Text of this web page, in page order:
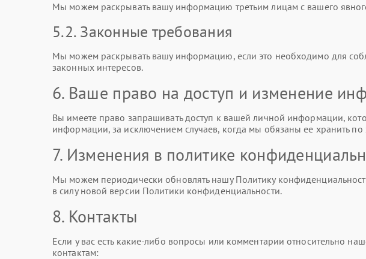
Мы можем раскрывать вашу информацию третьим лицам с вашего
5.2. Законные требования
Мы можем раскрывать вашу информацию, если это необходимо для
законных интересов.
6. Ваше право на доступ и изменение
Вы имеете право запрашивать доступ к вашей личной информации,
информации, за исключением случаев, когда мы обязаны ее хранить по
7. Изменения в политике
Мы можем периодически обновлять нашу Политику
в силу новой версии Политики конфиденциальности.
8. Контакты
Если у вас есть какие-либо вопросы или комментарии относительно
контактам: